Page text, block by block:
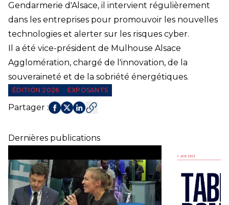
Gendarmerie d'Alsace, il intervient régulièrement
dans les entreprises pour promouvoir les nouvelles
technologies et alerter sur les risques cyber.
Il a été vice-président de Mulhouse Alsace
Agglomération, chargé de l'innovation, de la
souveraineté et de la sobriété énergétiques.
ÉDITION 2026 EXPOSANTS
Partager :
Dernières publications